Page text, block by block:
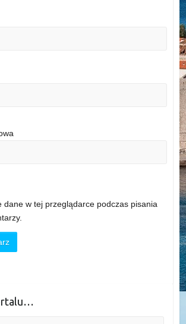
dane w tej przeglądarce podczas pisania